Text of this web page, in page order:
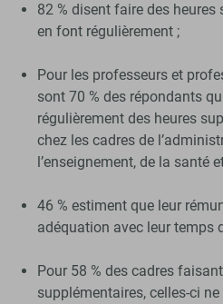
82 % disent faire des heures
en font régulièrement ;
Pour les professeurs et
sont 70 % des répondants
régulièrement des heures
chez les cadres de
l’enseignement, de la santé
46 % estiment que leur
adéquation avec leur temps
Pour 58 % des cadres
supplémentaires, celles-ci